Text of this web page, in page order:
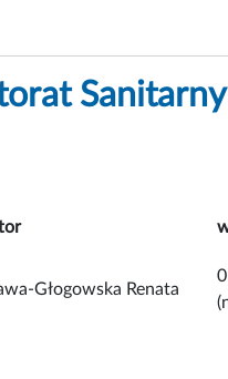
Głogowska Renata
0